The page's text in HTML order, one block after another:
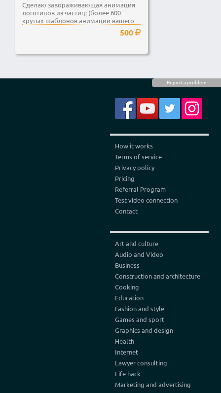
Report a problem
Сделаю завораживающая анимация
логотипов из частиц: (более 600
крутых шаблонов анимации вашего
500
How it works
Terms of service
Privacy policy
Pricing
Referral Program
Test video connection
Contact
Art and culture
Audio and Video
Business
Construction and architecture
Cooking
Education
Fashion and style
Games and sport
Graphics and design
Health
Internet
Lawyer consulting
Life hack
Marketing and advertising